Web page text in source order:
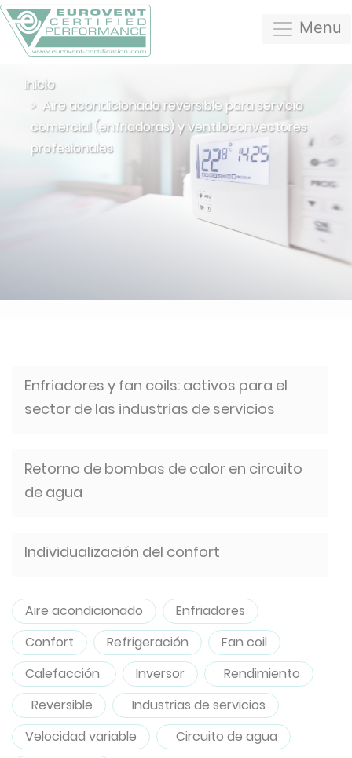
Menu
Inicio
Aire acondicionado reversible para servicio
comercial (enfriadoras) y ventiloconvectores
profesionales
Enfriadores y fan coils: activos para el
sector de las industrias de servicios
Retorno de bombas de calor en circuito
de agua
Individualización del confort
Aire acondicionado
Enfriadores
Confort
Refrigeración
Fan coil
Calefacción
Inversor
Rendimiento
Reversible
Industrias de servicios
Velocidad variable
Circuito de agua